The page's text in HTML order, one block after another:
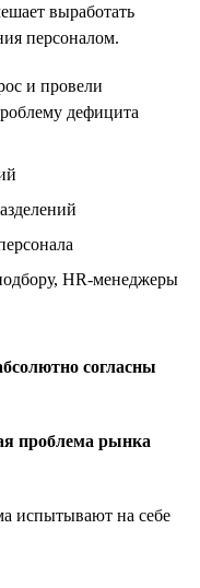
выработать
персоналом.
и провели
дефицита
HR-менеджеры
согласны
проблема рынка
испытывают на себе